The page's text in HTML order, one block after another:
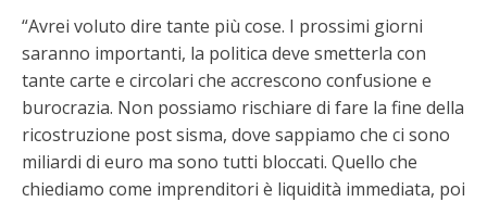
“Avrei voluto dire tante più cose. I prossimi giorni
saranno importanti, la politica deve smetterla con
tante carte e circolari che accrescono confusione e
burocrazia. Non possiamo rischiare di fare la fine della
ricostruzione post sisma, dove sappiamo che ci sono
miliardi di euro ma sono tutti bloccati. Quello che
chiediamo come imprenditori è liquidità immediata, poi